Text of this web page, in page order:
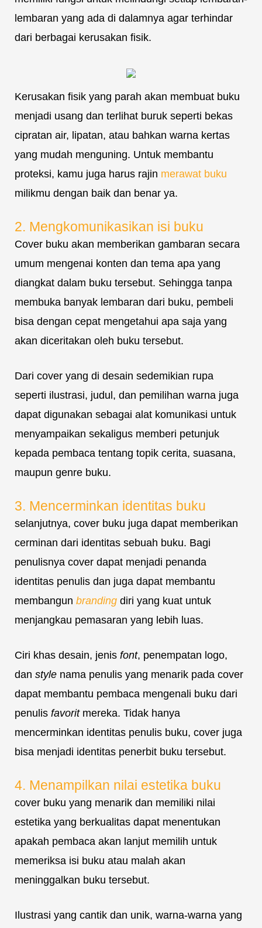
lembaran yang ada di dalamnya agar terhindar
dari berbagai kerusakan fisik.
Kerusakan fisik yang parah akan membuat buku
menjadi usang dan terlihat buruk seperti bekas
cipratan air, lipatan, atau bahkan warna kertas
yang mudah menguning. Untuk membantu
proteksi, kamu juga harus rajin merawat buku
milikmu dengan baik dan benar ya.
2. Mengkomunikasikan isi buku
Cover buku akan memberikan gambaran secara
umum mengenai konten dan tema apa yang
diangkat dalam buku tersebut. Sehingga tanpa
membuka banyak lembaran dari buku, pembeli
bisa dengan cepat mengetahui apa saja yang
akan diceritakan oleh buku tersebut.
Dari cover yang di desain sedemikian rupa
seperti ilustrasi, judul, dan pemilihan warna juga
dapat digunakan sebagai alat komunikasi untuk
menyampaikan sekaligus memberi petunjuk
kepada pembaca tentang topik cerita, suasana,
maupun genre buku.
3. Mencerminkan identitas buku
selanjutnya, cover buku juga dapat memberikan
cerminan dari identitas sebuah buku. Bagi
penulisnya cover dapat menjadi penanda
identitas penulis dan juga dapat membantu
membangun branding diri yang kuat untuk
menjangkau pemasaran yang lebih luas.
Ciri khas desain, jenis font, penempatan logo,
dan style nama penulis yang menarik pada cover
dapat membantu pembaca mengenali buku dari
penulis favoritmereka. Tidak hanya
mencerminkan identitas penulis buku, cover juga
bisa menjadi identitas penerbit buku tersebut.
4. Menampilkan nilai estetika buku
cover buku yang menarik dan memiliki nilai
estetika yang berkualitas dapat menentukan
apakah pembaca akan lanjut memilih untuk
memeriksa isi buku atau malah akan
meninggalkan buku tersebut.
Ilustrasi yang cantik dan unik, warna-warna yang